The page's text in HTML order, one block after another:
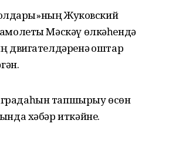
юлдары»ның Жуковский
Мәскәү өлкәһендә
ҡоштар
тапшырыу өсөн
хәбәр иткәйне.